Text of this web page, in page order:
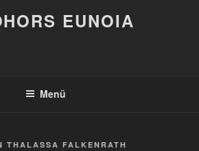
EUNOIA
Menü
THALASSA FALKENRATH